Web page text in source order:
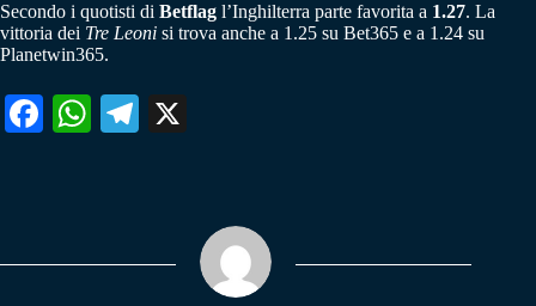
Secondo i quotisti di Betflag l’Inghilterra parte favorita a 1.27. La
vittoria dei Tre Leoni si trova anche a 1.25 su Bet365 e a 1.24 su
Planetwin365.
Fa W
pp
Te
m